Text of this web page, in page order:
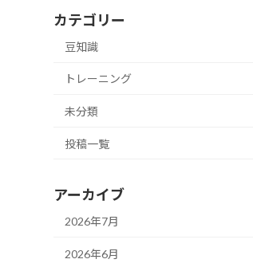
カテゴリー
豆知識
トレーニング
未分類
投稿一覧
アーカイブ
2026年7月
2026年6月